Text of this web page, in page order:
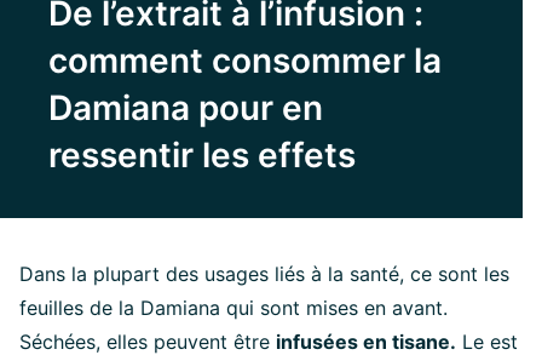
De l’extrait à l’infusion :
comment consommer la
Damiana pour en
ressentir les effets
Dans la plupart des usages liés à la santé, ce sont les
feuilles de la Damiana qui sont mises en avant.
Séchées, elles peuvent être infusées en tisane. Le est